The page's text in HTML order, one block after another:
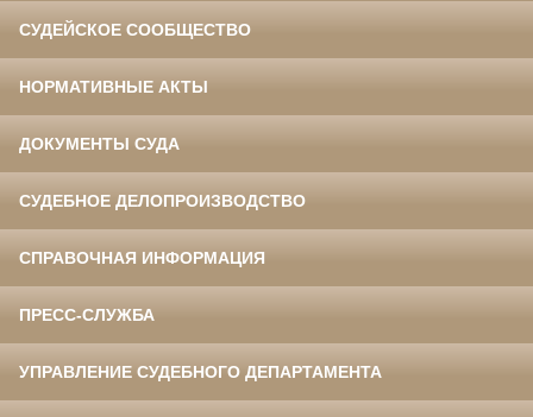
СУДЕЙСКОЕ СООБЩЕСТВО
НОРМАТИВНЫЕ АКТЫ
ДОКУМЕНТЫ СУДА
СУДЕБНОЕ ДЕЛОПРОИЗВОДСТВО
СПРАВОЧНАЯ ИНФОРМАЦИЯ
ПРЕСС-СЛУЖБА
УПРАВЛЕНИЕ СУДЕБНОГО ДЕПАРТАМЕНТА